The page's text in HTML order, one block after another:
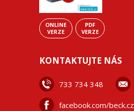
ONLINE
VERZE
PDF
VERZE
KONTAKTUJTE NÁS
733 734 348
facebook.com/beck.cz